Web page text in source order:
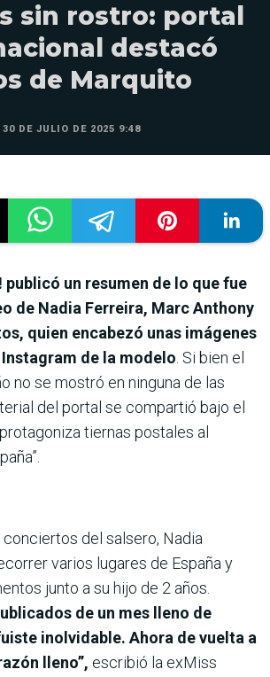
sin rostro: portal
destacó
de Marquito
30 DE JULIO DE 2025 9:48
publicó un resumen de lo que fue
de Nadia Ferreira, Marc Anthony
quien encabezó unas imágenes
de la modelo . Si bien el
no se mostró en ninguna de las
del portal se compartió bajo el
tiernas postales al
conciertos del salsero, Nadia
varios lugares de España y
junto a su hijo de 2 años.
de un mes lleno de
inolvidable. Ahora de vuelta a
lleno”, escribió la exMiss